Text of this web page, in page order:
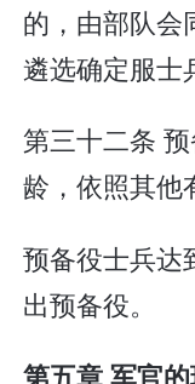
的，由部队会
遴选确定服士
第三十二条
龄，依照其他
预备役士兵达
出预备役。